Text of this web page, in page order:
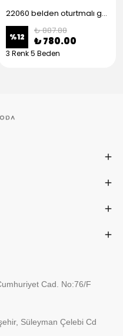
22060 belden oturtmalı gömlek - Beyaz
%12
₺ 887.88
₺ 780.00
3 Renk 5 Beden
Cad. No:76/F
Süleyman Çelebi Cd